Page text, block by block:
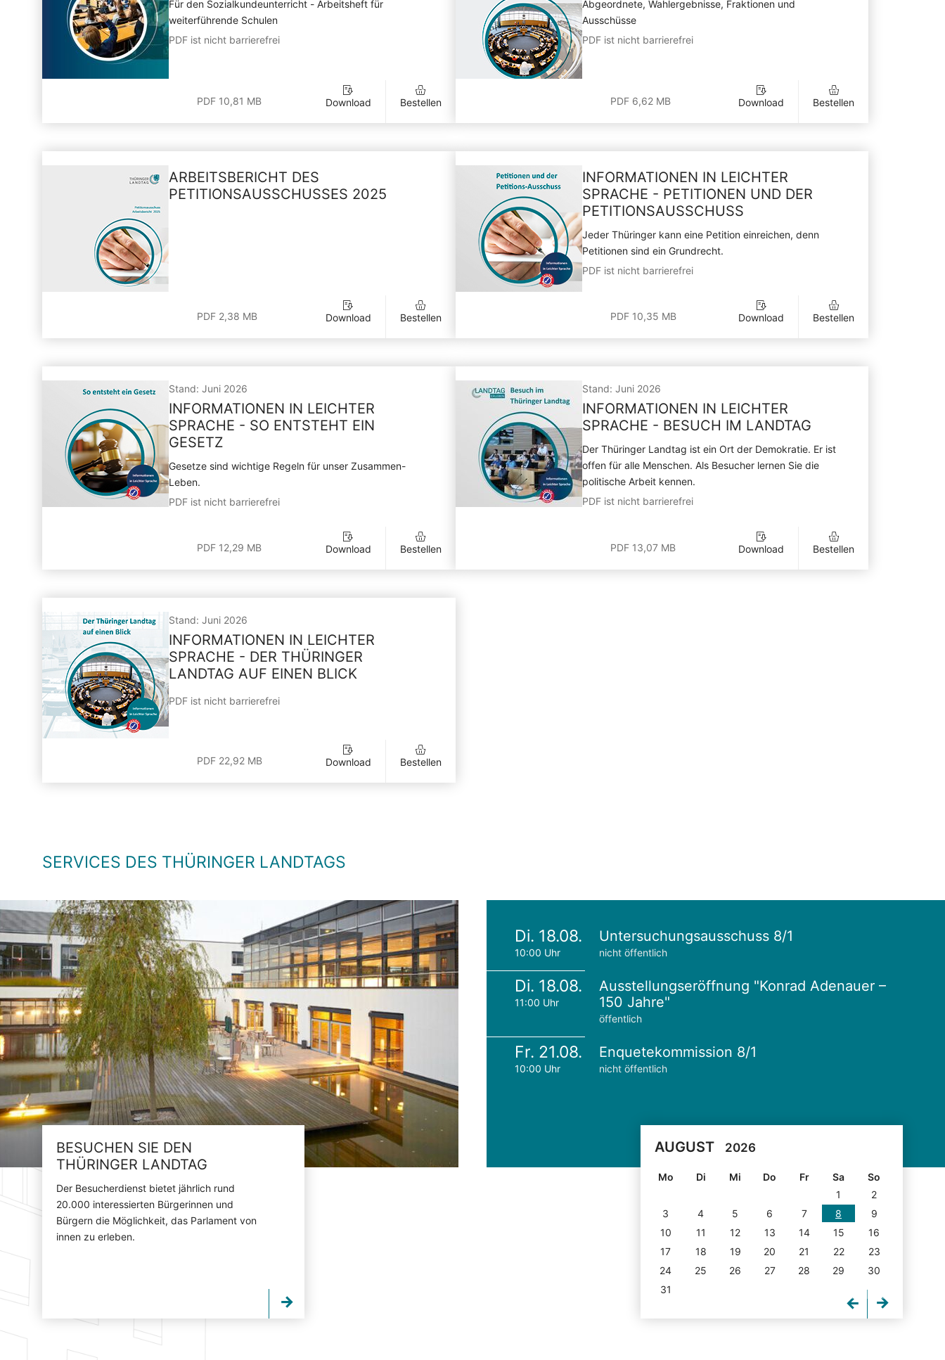
Für den Sozialkundeunterricht - Arbeitsheft für
weiterführende Schulen
PDF ist nicht barrierefrei
PDF 10,81 MB Download Bestellen
Abgeordnete, Wahlergebnisse, Fraktionen und
Ausschüsse
PDF ist nicht barrierefrei
PDF 6,62 MB Download Bestellen
ARBEITSBERICHT DES
PETITIONSAUSSCHUSSES 2025
PDF 2,38 MB Download Bestellen
INFORMATIONEN IN LEICHTER
SPRACHE - PETITIONEN UND DER
PETITIONSAUSSCHUSS
Jeder Thüringer kann eine Petition einreichen, denn
Petitionen sind ein Grundrecht.
PDF ist nicht barrierefrei
PDF 10,35 MB Download Bestellen
Stand: Juni 2026
INFORMATIONEN IN LEICHTER
SPRACHE - SO ENTSTEHT EIN
GESETZ
Gesetze sind wichtige Regeln für unser Zusammen-
Leben.
PDF ist nicht barrierefrei
PDF 12,29 MB Download Bestellen
Stand: Juni 2026
INFORMATIONEN IN LEICHTER
SPRACHE - BESUCH IM LANDTAG
Der Thüringer Landtag ist ein Ort der Demokratie. Er ist
offen für alle Menschen. Als Besucher lernen Sie die
politische Arbeit kennen.
PDF ist nicht barrierefrei
PDF 13,07 MB Download Bestellen
Stand: Juni 2026
INFORMATIONEN IN LEICHTER
SPRACHE - DER THÜRINGER
LANDTAG AUF EINEN BLICK
PDF ist nicht barrierefrei
PDF 22,92 MB Download Bestellen
SERVICES DES THÜRINGER LANDTAGS
BESUCHEN SIE DEN
THÜRINGER LANDTAG
Der Besucherdienst bietet jährlich rund
20.000 interessierten Bürgerinnen und
Bürgern die Möglichkeit, das Parlament von
innen zu erleben.
Di. 18.08.
10:00 Uhr
Untersuchungsausschuss 8/1
nicht öffentlich
Di. 18.08.
11:00 Uhr
Ausstellungseröffnung "Konrad Adenauer –
150 Jahre"
öffentlich
Fr. 21.08.
10:00 Uhr
Enquetekommission 8/1
nicht öffentlich
AUGUST 2026
Mo Di Mi Do Fr Sa
So
1
2
3
4 5 6 7 8
9
10
11 12 13 14 15
16
17
18 19 20 21 22
23
24
25 26 27 28 29
30
31